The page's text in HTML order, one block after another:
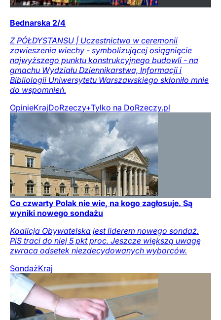
Bednarska 2/4
Z PÓŁDYSTANSU | Uczestnictwo w ceremonii
zawieszenia wiechy - symbolizującej osiągnięcie
najwyższego punktu konstrukcyjnego budowli - na
gmachu Wydziału Dziennikarstwa, Informacji i
Bibliologii Uniwersytetu Warszawskiego skłoniło mnie
do wspomnień.
OpinieKrajDoRzeczy+Tylko na DoRzeczy.pl
Co czwarty Polak nie wie, na kogo zagłosuje. Są
wyniki nowego sondażu
Koalicja Obywatelska jest liderem nowego sondaż.
PiS traci do niej 5 pkt proc. Jeszcze większą uwagę
zwraca odsetek niezdecydowanych wyborców.
SondażKraj